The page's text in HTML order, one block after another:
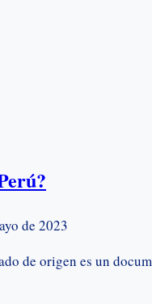
de 2023
de origen es un